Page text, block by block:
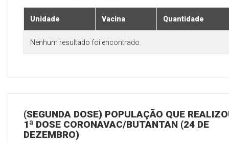
Unidade Vacina Quantidade
Nenhum resultado foi encontrado.
(SEGUNDA DOSE) POPULAÇÃO QUE
1ª DOSE CORONAVAC/BUTANTAN (24 DE
DEZEMBRO)